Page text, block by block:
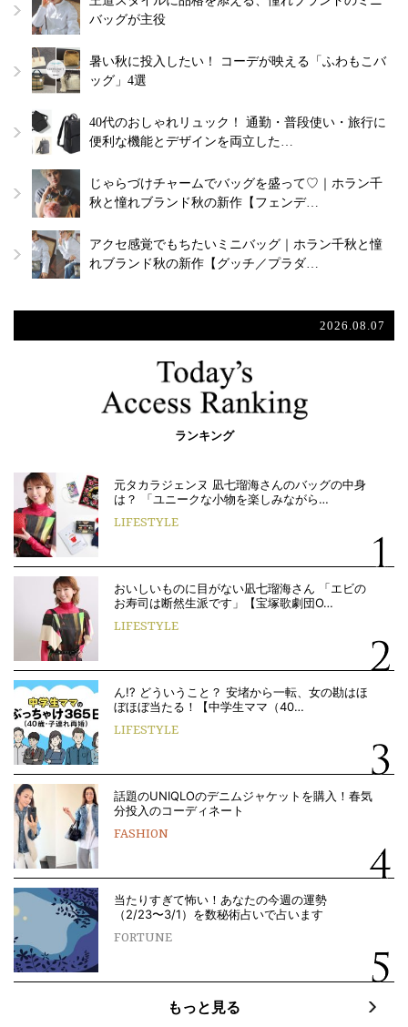
バッグが主役
暑い秋に投入したい！ コーデが映える「ふわもこバ
ッグ」4選
40代のおしゃれリュック！ 通勤・普段使い・旅行に
便利な機能とデザインを両立した…
じゃらづけチャームでバッグを盛って♡｜ホラン千
秋と憧れブランド秋の新作【フェンデ…
アクセ感覚でもちたいミニバッグ｜ホラン千秋と憧
れブランド秋の新作【グッチ／プラダ…
2026.08.07
ランキング
元タカラジェンヌ 凪七瑠海さんのバッグの中身
は？ 「ユニークな小物を楽しみながら…
LIFESTYLE
おいしいものに目がない凪七瑠海さん 「エビの
お寿司は断然生派です」【宝塚歌劇団O…
LIFESTYLE
ん!? どういうこと？ 安堵から一転、女の勘はほ
ぼほぼ当たる！【中学生ママ（40…
LIFESTYLE
話題のUNIQLOのデニムジャケットを購入！春気
分投入のコーディネート
FASHION
当たりすぎて怖い！あなたの今週の運勢
（2/23〜3/1）を数秘術占いで占います
FORTUNE
もっと見る